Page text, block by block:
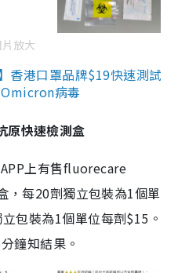
放大
香港口罩品牌$19快速測試
病毒
快速檢測盒
上有售fluorecare
，每20劑獨立包裝為1個單
包裝為1個單位每劑$15。
鐘知結果。